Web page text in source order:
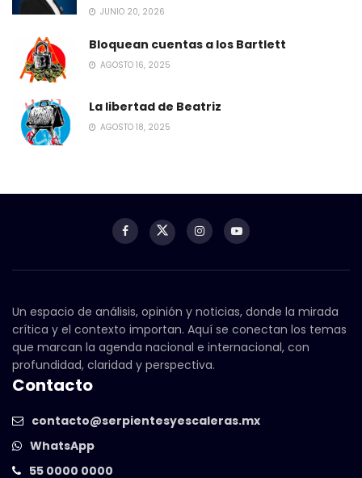
JUNIO 20, 2026
Bloquean cuentas a los Bartlett
AGOSTO 16, 2025
La libertad de Beatriz
AGOSTO 18, 2025
Un espacio de análisis, opinión y noticias, donde la mirada
crítica y el contexto importan. Aquí se conectan los temas
que marcan la agenda nacional e internacional, con
profundidad, claridad y perspectiva.
Contacto
contacto@serpientesyescaleras.mx
WhatsApp
55 0000 0000